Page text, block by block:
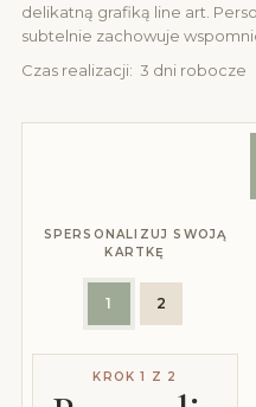
delikatną grafiką line art.
subtelnie zachowuje
Czas realizacji: 3 dni robocze
SPERSONALIZUJ SWOJĄ
KARTKĘ
1 2
KROK 1 Z 2